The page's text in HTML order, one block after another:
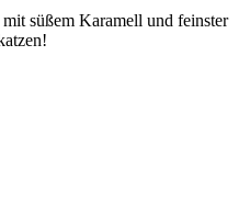
süßem Karamell und feinster